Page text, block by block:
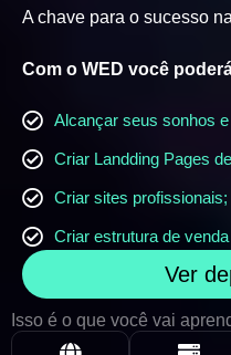
A chave para o sucesso
Com o WED você
Alcançar seus sonhos
Criar Landding Pages
Criar sites profissionais;
Criar estrutura de
Ver
Isso é o que você vai